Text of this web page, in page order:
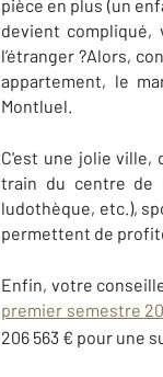
pièce en plus (un
devient compliqué,
l’étranger ?Alors,
appartement, le
Montluel.
C'est une jolie
train du centre de
ludothèque, etc.),
permettent de
Enfin, votre
premier semestre
206 563 € pour une